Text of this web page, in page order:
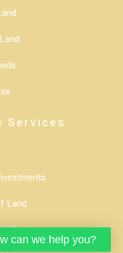
Services
Land
/ Services
can we help you?